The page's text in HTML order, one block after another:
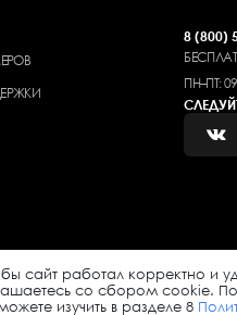
8 (800)
ПН–ПТ:
сайт работал корректно и
со сбором cookie.
изучить в разделе 8